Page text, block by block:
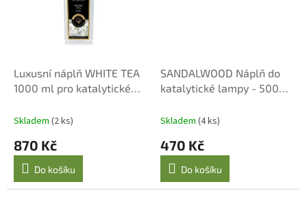
Luxusní náplň WHITE TEA
1000 ml pro katalytické
Skladem (2 ks)
870 Kč
Do košíku
SANDALWOOD Náplň do
katalytické lampy - 500
Skladem (4 ks)
470 Kč
Do košíku